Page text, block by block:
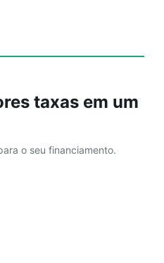
taxas em um
o seu financiamento.